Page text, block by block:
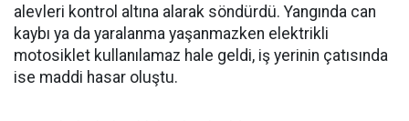
alevleri kontrol altına alarak söndürdü. Yangında can
kaybı ya da yaralanma yaşanmazken elektrikli
motosiklet kullanılamaz hale geldi, iş yerinin çatısında
ise maddi hasar oluştu.